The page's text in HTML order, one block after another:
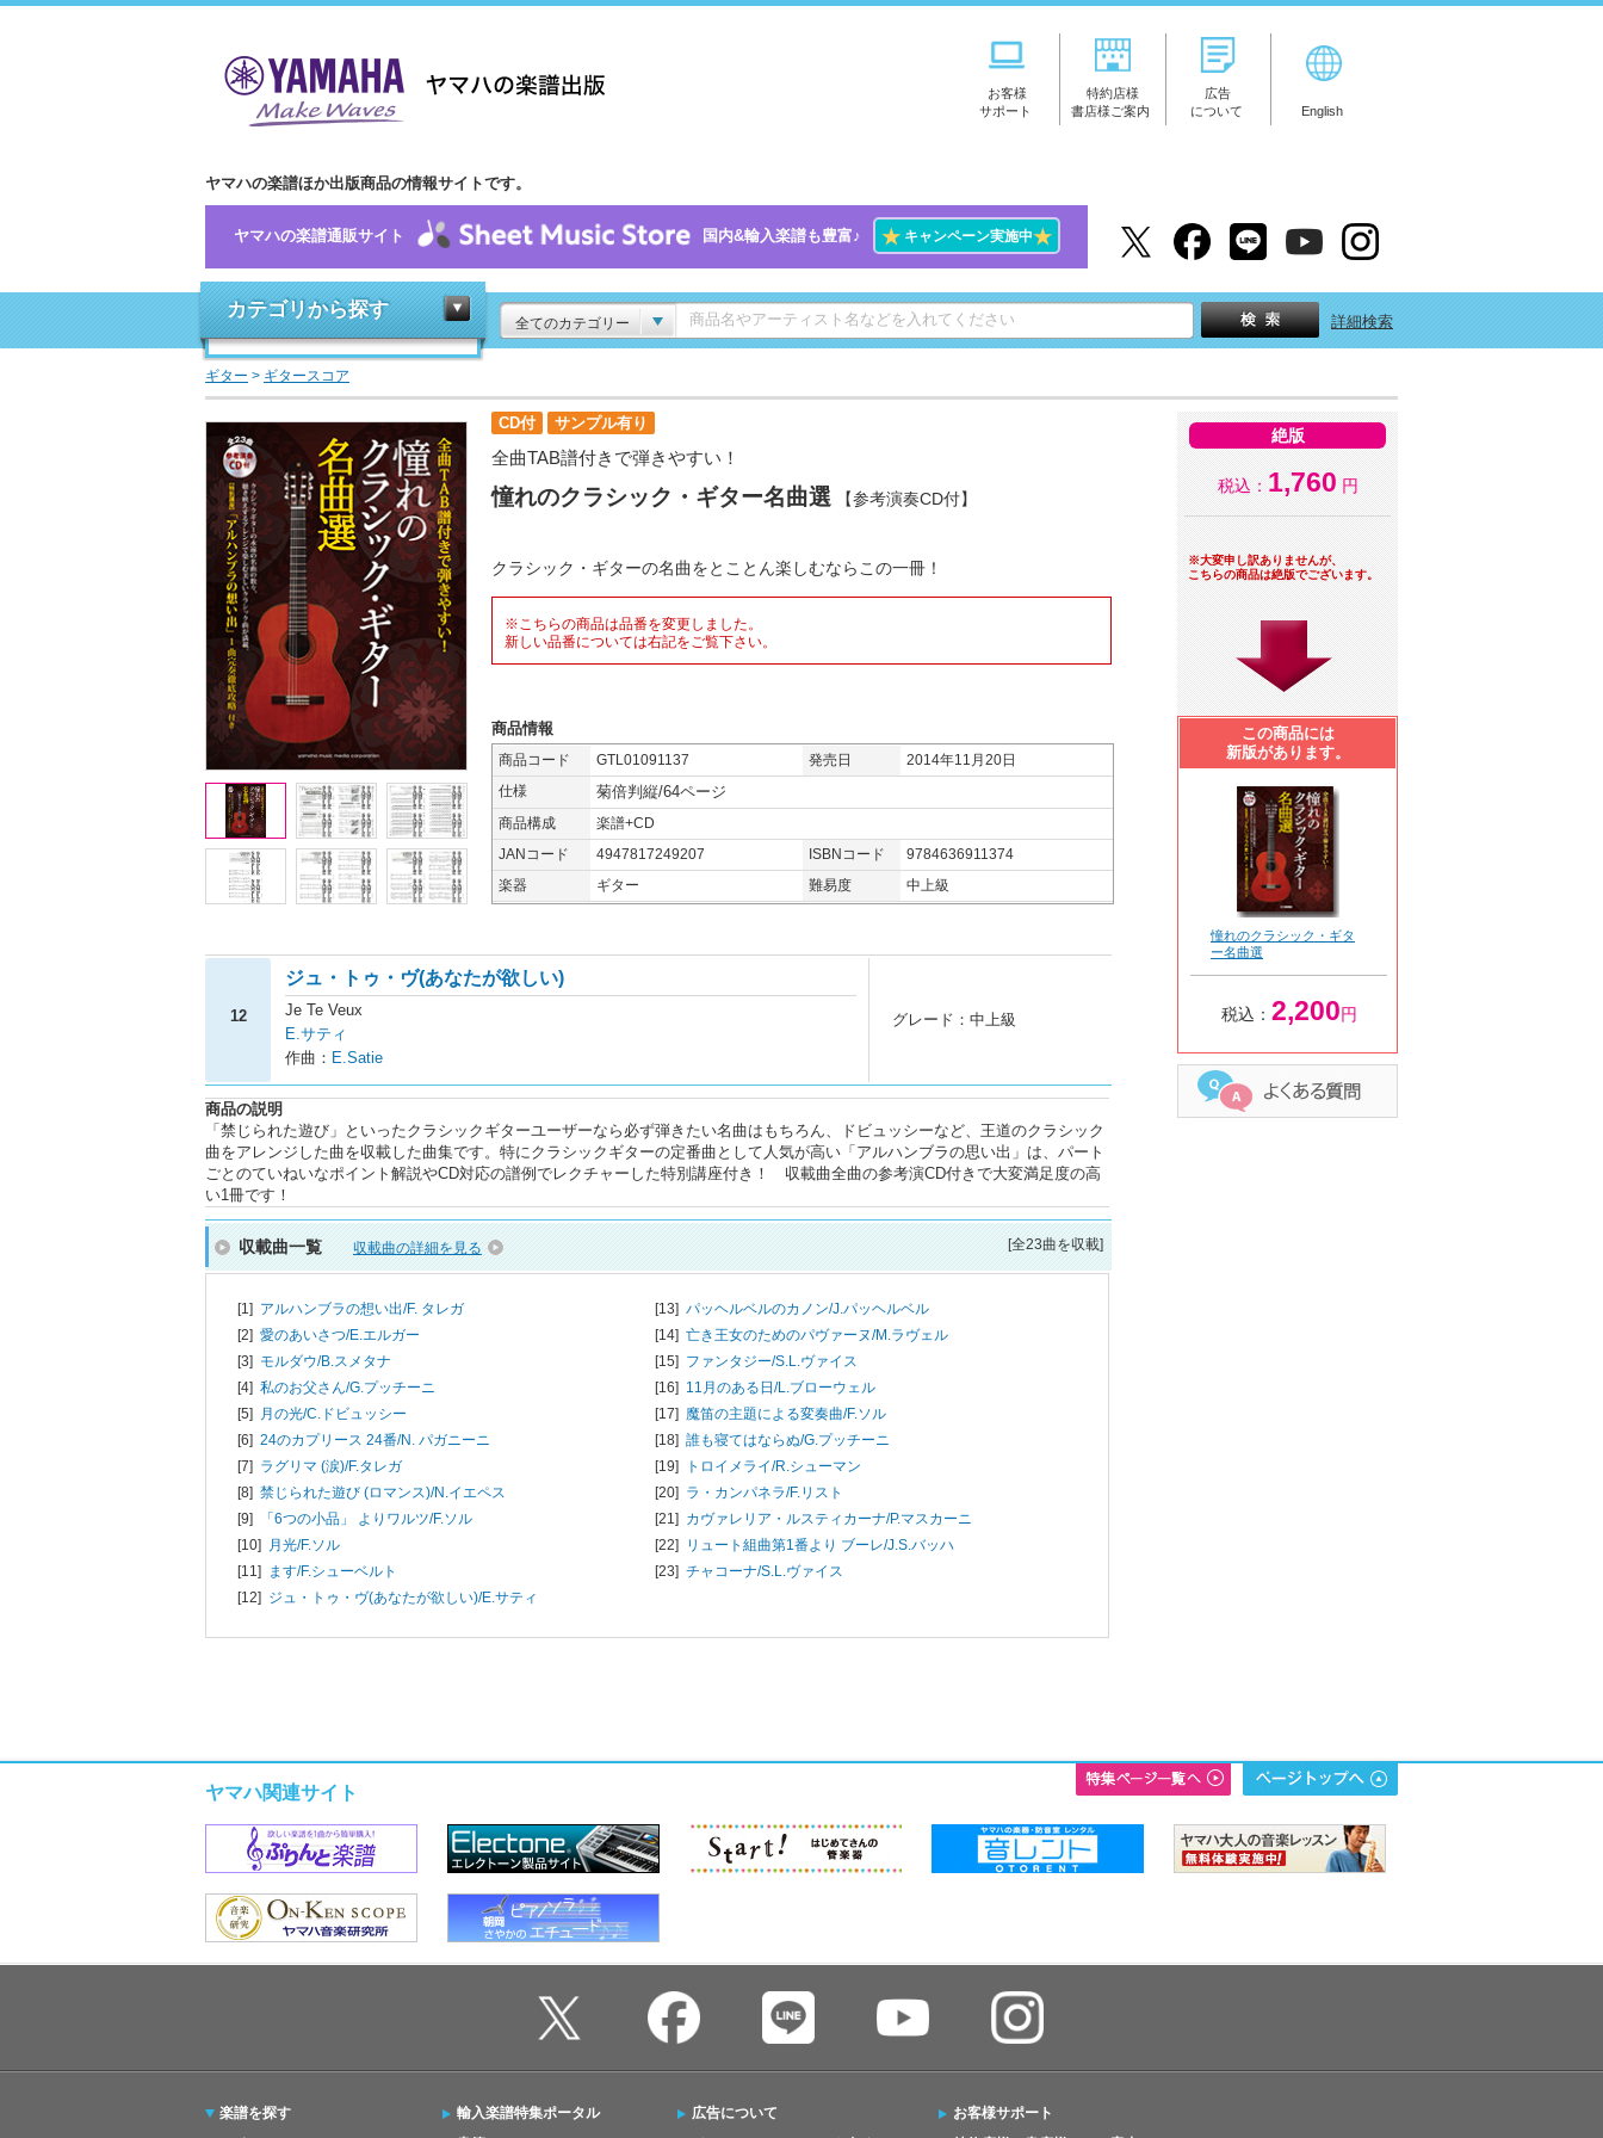
お客様
サポート
特約店様
書店様ご案内
広告
について
English
ヤマハの楽譜ほか出版商品の情報サイトです。
ヤマハの楽譜通販サイト 国内&輸入楽譜も豊富♪ ★キャンペーン実施中★
カテゴリから探す
全てのカテゴリー 詳細検索
ギター > ギタースコア
CD付 サンプル有り
全曲TAB譜付きで弾きやすい！
憧れのクラシック・ギター名曲選 【参考演奏CD付】
クラシック・ギターの名曲をとことん楽しむならこの一冊！
※こちらの商品は品番を変更しました。
新しい品番については右記をご覧下さい。
商品情報
商品コード GTL01091137 発売日
2014年11月20日
仕様
菊倍判縦/64ページ
商品構成
楽譜+CD
JANコード
4947817249207 ISBNコード
9784636911374
楽器
ギター 難易度 中上級
12
ジュ・トゥ・ヴ(あなたが欲しい)
Je Te Veux
E.サティ
作曲： E.Satie
グレード：中上級
商品の説明
「禁じられた遊び」といったクラシックギターユーザーなら必ず弾きたい名曲はもちろん、ドビュッシーなど、王道のクラシック
曲をアレンジした曲を収載した曲集です。特にクラシックギターの定番曲として人気が高い「アルハンブラの思い出」は、パート
ごとのていねいなポイント解説やCD対応の譜例でレクチャーした特別講座付き！ 収載曲全曲の参考演CD付きで大変満足度の高
い1冊です！
収載曲一覧 収載曲の詳細を見る [全23曲を収載]
[1] アルハンブラの想い出/F. タレガ
[2] 愛のあいさつ/E.エルガー
[3] モルダウ/B.スメタナ
[4] 私のお父さん/G.プッチーニ
[5] 月の光/C.ドビュッシー
[6] 24のカプリース 24番/N. パガニーニ
[7] ラグリマ (涙)/F.タレガ
[8] 禁じられた遊び (ロマンス)/N.イエペス
[9]
「6つの小品」 よりワルツ/F.ソル
[10] 月光/F.ソル
[11] ます/F.シューベルト
[12] ジュ・トゥ・ヴ(あなたが欲しい)/E.サティ
[13] パッヘルベルのカノン/J.パッヘルベル
[14] 亡き王女のためのパヴァーヌ/M.ラヴェル
[15] ファンタジー/S.L.ヴァイス
[16] 11月のある日/L.ブローウェル
[17] 魔笛の主題による変奏曲/F.ソル
[18] 誰も寝てはならぬ/G.プッチーニ
[19]
トロイメライ/R.シューマン
[20] ラ・カンパネラ/F.リスト
[21] カヴァレリア・ルスティカーナ/P.マスカーニ
[22] リュート組曲第1番より ブーレ/J.S.バッハ
[23] チャコーナ/S.L.ヴァイス
絶版
税込： 1,760 円
※大変申し訳ありませんが、
こちらの商品は絶版でございます。
この商品には
新版があります。
憧れのクラシック・ギタ
ー名曲選
税込： 2,200円
ヤマハ関連サイト
楽譜を探す
輸入楽譜特集ポータル
広告について
お客様サポート